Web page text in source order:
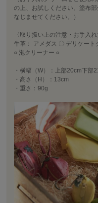
の上、お試しください。塗布
なじませてください。）
〈取り扱い上の注意・お手入れ
牛革： アメダス 〇 デリケー
○ 泡クリーナー ○
・横幅（W）：上部20cm下部
・高さ（H）：13cm
・重さ：90g